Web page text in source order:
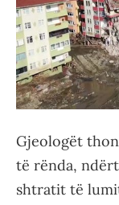
Gjeologët
të rënda,
shtratit të